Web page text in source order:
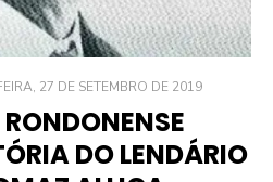
27 DE SETEMBRO DE 2019
DO LENDÁRIO